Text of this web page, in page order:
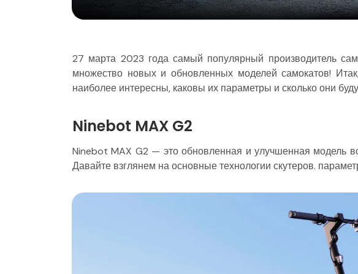
27 марта 2023 года самый популярный производитель
множество новых и обновленных моделей самокатов!
наиболее интересны, каковы их параметры и сколько они
Ninebot MAX G2
Ninebot MAX G2 — это обновленная и улучшенная модель
Давайте взглянем на основные технологии скутеров.